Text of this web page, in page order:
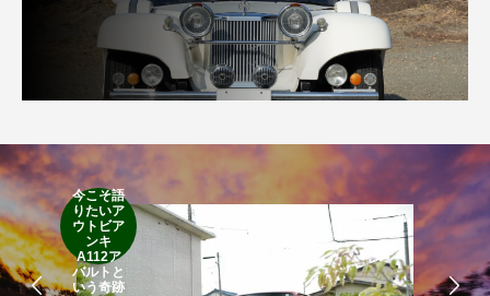
今こそ語
りたいア
ウトビア
ンキ
A112ア
バルトと
いう奇跡